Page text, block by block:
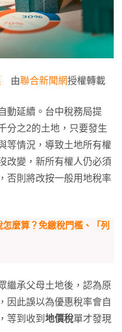
由聯合新聞網授權轉載
動延續。台中稅務局提
分之2的土地，只要發生
等情況，導致土地所有權
改變，新所有權人仍必須
否則將改按一般用地稅率
麼算？免繳稅門檻、「列
繼承父母土地後，認為原
因此誤以為優惠稅率會自
等到收到 地價稅單才發現